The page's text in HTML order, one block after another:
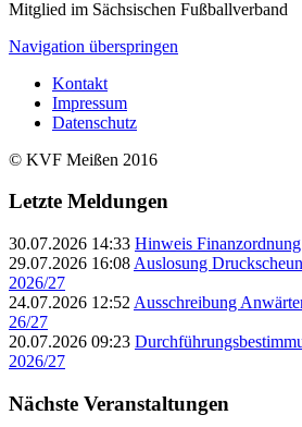
Mitglied im Sächsischen Fußballverband
Navigation überspringen
Kontakt
Impressum
Datenschutz
© KVF Meißen 2016
Letzte Meldungen
30.07.2026 14:33 Hinweis Finanzordnung
29.07.2026 16:08 Auslosung
2026/27
24.07.2026 12:52 Ausschreibung
26/27
20.07.2026 09:23
2026/27
Nächste Veranstaltungen